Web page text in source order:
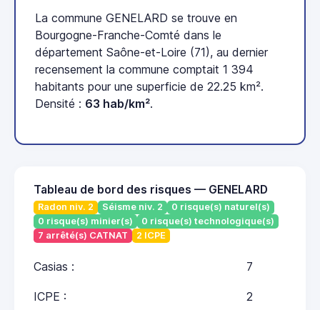
La commune GENELARD se trouve en
Bourgogne-Franche-Comté dans le
département Saône-et-Loire (71), au dernier
recensement la commune comptait 1 394
habitants pour une superficie de 22.25 km².
Densité : 63 hab/km².
Tableau de bord des risques — GENELARD
Radon niv. 2 Séisme niv. 2
0 risque(s) naturel(s)
0 risque(s) minier(s)
0 risque(s) technologique(s)
7 arrêté(s) CATNAT
2 ICPE
Casias : 7
ICPE : 2